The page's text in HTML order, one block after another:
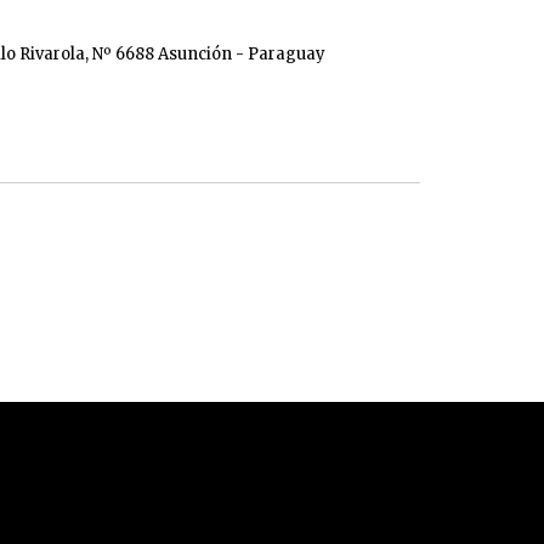
Rivarola, Nº 6688 Asunción - Paraguay